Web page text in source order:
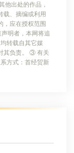
他出处的作品，
载、摘编或利用
，应在授权范围
明者，本网将追
转载自其它媒
其负责。 ③ 有关
方式：首经贸新